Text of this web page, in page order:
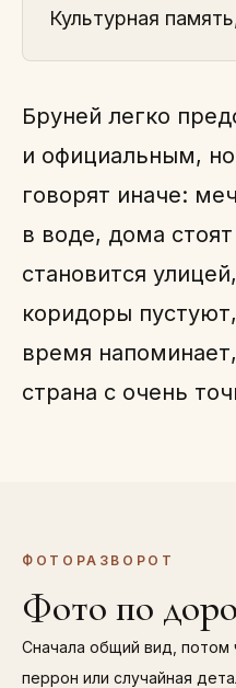
Культурная
Бруней легко
и официальным,
говорят иначе:
в воде, дома
становится
коридоры
время
страна с очень
ФОТОРАЗВОРОТ
Фото по
Сначала общий вид, потом
перрон или случайная